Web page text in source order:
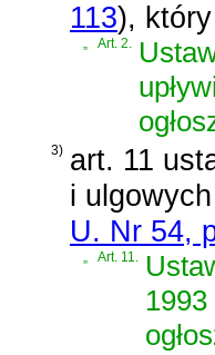
113),
Art. 2.
3) art. 11
i
U. Nr 54,
„ Art. 11.